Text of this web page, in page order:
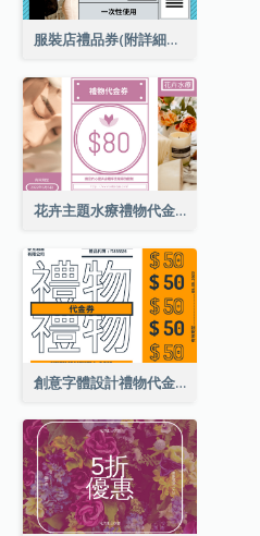
服裝店禮品券(附詳細資訊)
花卉主題水療禮物代金券
創意字體設計禮物代金券